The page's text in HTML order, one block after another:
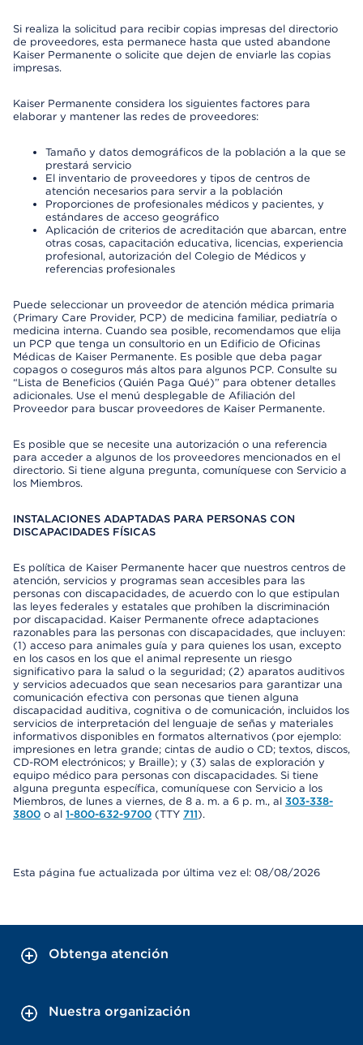
Si realiza la solicitud para recibir copias impresas del directorio
de proveedores, esta permanece hasta que usted abandone
Kaiser Permanente o solicite que dejen de enviarle las copias
impresas.
Kaiser Permanente considera los siguientes factores para
elaborar y mantener las redes de proveedores:
Tamaño y datos demográficos de la población a la que se
prestará servicio
El inventario de proveedores y tipos de centros de
atención necesarios para servir a la población
Proporciones de profesionales médicos y pacientes, y
estándares de acceso geográfico
Aplicación de criterios de acreditación que abarcan, entre
otras cosas, capacitación educativa, licencias, experiencia
profesional, autorización del Colegio de Médicos y
referencias profesionales
Puede seleccionar un proveedor de atención médica primaria
(Primary Care Provider, PCP) de medicina familiar, pediatría o
medicina interna. Cuando sea posible, recomendamos que elija
un PCP que tenga un consultorio en un Edificio de Oficinas
Médicas de Kaiser Permanente. Es posible que deba pagar
copagos o coseguros más altos para algunos PCP. Consulte su
“Lista de Beneficios (Quién Paga Qué)” para obtener detalles
adicionales. Use el menú desplegable de Afiliación del
Proveedor para buscar proveedores de Kaiser Permanente.
Es posible que se necesite una autorización o una referencia
para acceder a algunos de los proveedores mencionados en el
directorio. Si tiene alguna pregunta, comuníquese con Servicio a
los Miembros.
INSTALACIONES ADAPTADAS PARA PERSONAS CON
DISCAPACIDADES FÍSICAS
Es política de Kaiser Permanente hacer que nuestros centros de
atención, servicios y programas sean accesibles para las
personas con discapacidades, de acuerdo con lo que estipulan
las leyes federales y estatales que prohíben la discriminación
por discapacidad. Kaiser Permanente ofrece adaptaciones
razonables para las personas con discapacidades, que incluyen:
(1) acceso para animales guía y para quienes los usan, excepto
en los casos en los que el animal represente un riesgo
significativo para la salud o la seguridad; (2) aparatos auditivos
y servicios adecuados que sean necesarios para garantizar una
comunicación efectiva con personas que tienen alguna
discapacidad auditiva, cognitiva o de comunicación, incluidos los
servicios de interpretación del lenguaje de señas y materiales
informativos disponibles en formatos alternativos (por ejemplo:
impresiones en letra grande; cintas de audio o CD; textos, discos,
CD-ROM electrónicos; y Braille); y (3) salas de exploración y
equipo médico para personas con discapacidades. Si tiene
alguna pregunta específica, comuníquese con Servicio a los
Miembros, de lunes a viernes, de 8 a. m. a 6 p. m., al 303-338-
3800 o al 1-800-632-9700 (TTY 711).
Esta página fue actualizada por última vez el: 08/08/2026
Obtenga atención
Nuestra organización